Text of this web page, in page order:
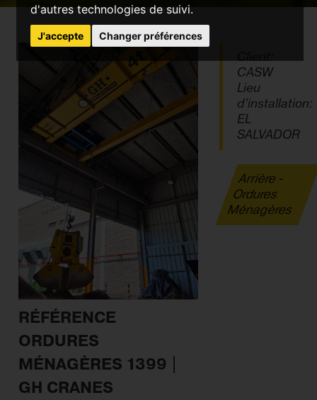
d'autres technologies de suivi.
J'accepte Changer préférences
RÉFÉRENCE
ORDURES
MÉNAGÈRES 1399 |
GH CRANES
Client:
CASW
Lieu
d’installation:
EL
SALVADOR
Arrière -
Ordures
Ménagères